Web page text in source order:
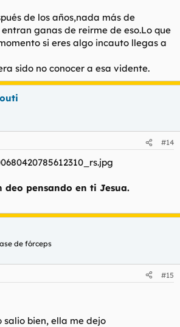
de los años,nada más de
ganas de reirme de eso.Lo que
si eres algo incauto llegas a
sido no conocer a esa vidente.
#14
deo pensando en ti Jesua.
de fórceps
#15
bien, ella me dejo